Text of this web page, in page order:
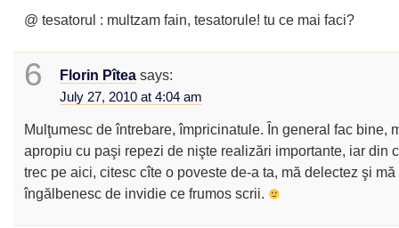
@ tesatorul : multzam fain, tesatorule! tu ce mai faci?
6 Florin Pîtea says:
July 27, 2010 at 4:04 am
Mulţumesc de întrebare, împricinatule. În general fac bine,
apropiu cu paşi repezi de nişte realizări importante, iar din
trec pe aici, citesc cîte o poveste de-a ta, mă delectez şi mă
îngălbenesc de invidie ce frumos scrii.